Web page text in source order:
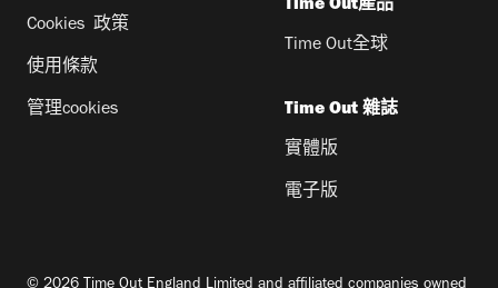
Cookies 政策
使用條款
管理cookies
Time Out產品
Time Out全球
Time Out 雜誌
實體版
電子版